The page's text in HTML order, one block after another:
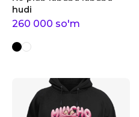
hudi
260 000 so'm